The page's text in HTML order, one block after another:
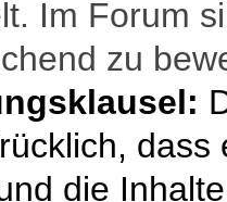
Im Forum
zu
die